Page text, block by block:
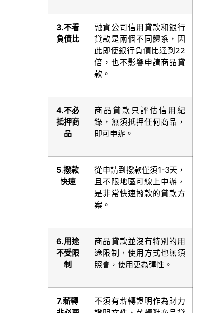
3.不看
負債比
融資公司信用貸款和銀行
貸款是兩個不同體系，因
此即便銀行負債比達到22
倍，也不影響申請商品貸
款。
4.不必
抵押商
品
商品貸款只評估信用紀
錄，無須抵押任何商品，
即可申辦。
5.撥款
快速
從申請到撥款僅須1-3天，
且不限地區可線上申辦，
是非常快速撥款的貸款方
案。
6.用途
不受限
制
商品貸款並沒有特別的用
途限制，使用方式也無須
照會，使用更為彈性。
7.薪轉
不須有薪轉證明作為財力